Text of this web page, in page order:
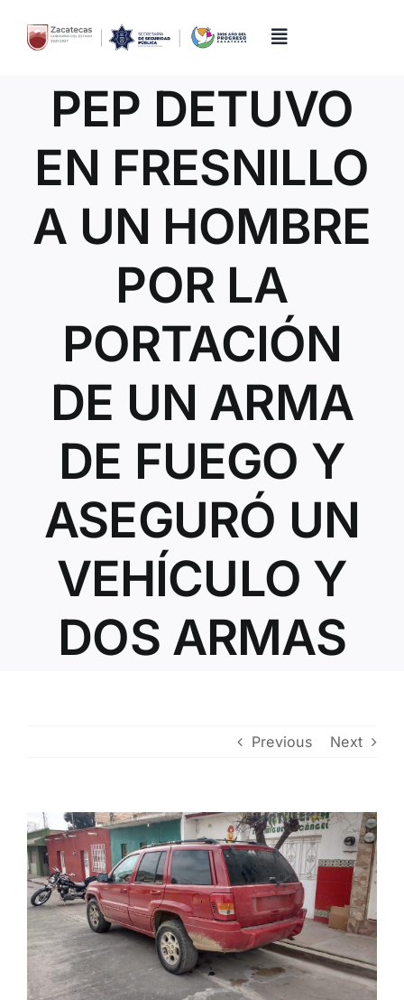
content
Toggle
Directorio
Quiénes Somos
Trámites y Servicios
Transparencia
Contacto
PEP DETUVO
EN FRESNILLO
A UN HOMBRE
POR LA
PORTACIÓN
DE UN ARMA
DE FUEGO Y
ASEGURÓ UN
VEHÍCULO Y
DOS ARMAS
Previous Next
View
Larger
Image